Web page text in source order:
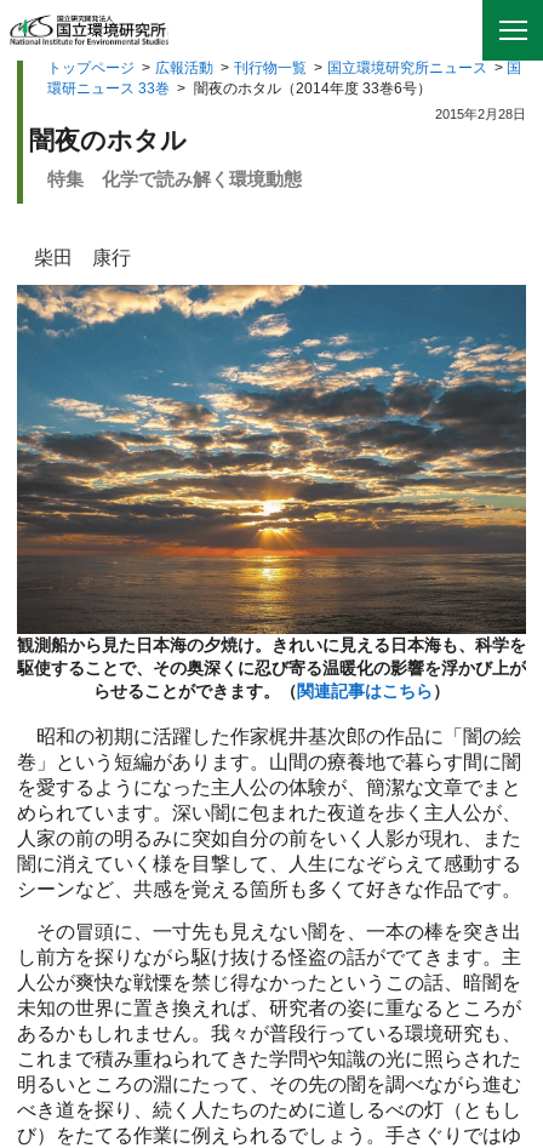
トップページ > 広報活動 > 刊行物一覧 > 国立環境研究所ニュース > 国
環研ニュース 33巻 > 闇夜のホタル（2014年度 33巻6号）
2015年2月28日
闇夜のホタル
特集 化学で読み解く環境動態
柴田 康行
観測船から見た日本海の夕焼け。きれいに見える日本海も、科学を
駆使することで、その奥深くに忍び寄る温暖化の影響を浮かび上が
らせることができます。（関連記事はこちら）
昭和の初期に活躍した作家梶井基次郎の作品に「闇の絵
巻」という短編があります。山間の療養地で暮らす間に闇
を愛するようになった主人公の体験が、簡潔な文章でまと
められています。深い闇に包まれた夜道を歩く主人公が、
人家の前の明るみに突如自分の前をいく人影が現れ、また
闇に消えていく様を目撃して、人生になぞらえて感動する
シーンなど、共感を覚える箇所も多くて好きな作品です。
その冒頭に、一寸先も見えない闇を、一本の棒を突き出
し前方を探りながら駆け抜ける怪盗の話がでてきます。主
人公が爽快な戦慄を禁じ得なかったというこの話、暗闇を
未知の世界に置き換えれば、研究者の姿に重なるところが
あるかもしれません。我々が普段行っている環境研究も、
これまで積み重ねられてきた学問や知識の光に照らされた
明るいところの淵にたって、その先の闇を調べながら進む
べき道を探り、続く人たちのために道しるべの灯（ともし
び）をたてる作業に例えられるでしょう。手さぐりではゆ